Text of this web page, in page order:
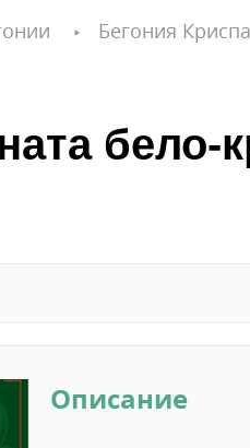
Бегония
бело-
Описание